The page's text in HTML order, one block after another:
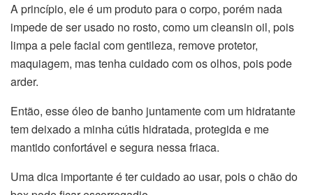
A princípio, ele é um produto para o corpo, porém nada
impede de ser usado no rosto, como um cleansin oil, pois
limpa a pele facial com gentileza, remove protetor,
maquiagem, mas tenha cuidado com os olhos, pois pode
arder.
Então, esse óleo de banho juntamente com um hidratante
tem deixado a minha cútis hidratada, protegida e me
mantido confortável e segura nessa friaca.
Uma dica importante é ter cuidado ao usar, pois o chão do